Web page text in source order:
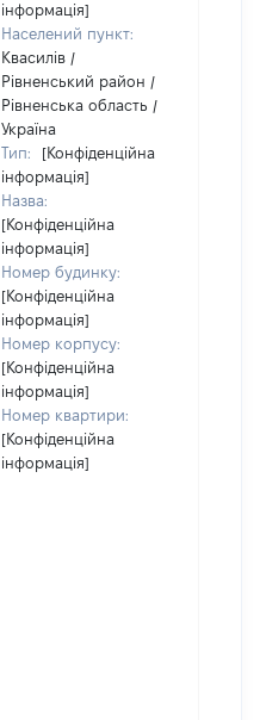
інформація]
Населений пункт:
Квасилів /
Рівненський район /
Рівненська область /
Україна
Тип:
[Конфіденційна
інформація]
Назва:
[Конфіденційна
інформація]
Номер будинку:
[Конфіденційна
інформація]
Номер корпусу:
[Конфіденційна
інформація]
Номер квартири:
[Конфіденційна
інформація]